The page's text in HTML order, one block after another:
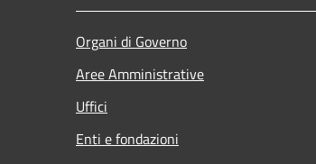
Organi di Governo
Aree Amministrative
Uffici
Enti e fondazioni